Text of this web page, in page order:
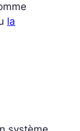
la